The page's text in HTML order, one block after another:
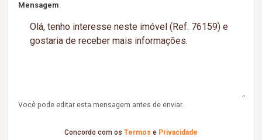
Mensagem
Você pode editar esta mensagem antes de enviar.
Concordo com os Termos e Privacidade